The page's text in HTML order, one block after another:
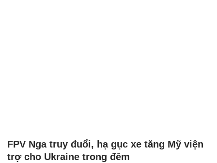
FPV Nga truy đuổi, hạ gục xe tăng Mỹ viện
trợ cho Ukraine trong đêm